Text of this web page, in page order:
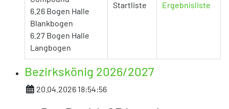
6.26 Bogen Halle
Blankbogen
6.27 Bogen Halle
Langbogen
Startliste Ergebnisliste
Bezirkskönig 2026/2027
Details20.04.2026 18:54:56